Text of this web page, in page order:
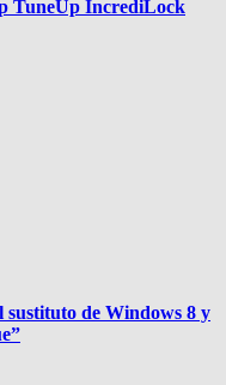
TuneUp IncrediLock
de Windows 8 y